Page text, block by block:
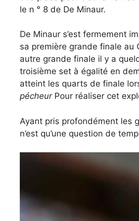
le n ° 8 de De Minaur.
De Minaur s’est fermement
sa première grande finale au
autre grande finale il y a
troisième set à égalité en
atteint les quarts de finale
pécheurPour réaliser cet
Ayant pris profondément les
n’est qu’une question de